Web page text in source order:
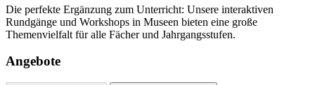
Die perfekte Ergänzung zum Unterricht: Unsere interaktiven
Rundgänge und Workshops in Museen bieten eine große
Themenvielfalt für alle Fächer und Jahrgangsstufen.
Angebote